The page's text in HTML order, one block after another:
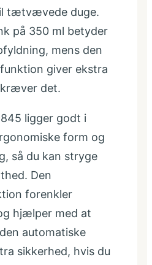
tætvævede duge.
på 350 ml betyder
mens den
giver ekstra
det.
ligger godt i
form og
så du kan stryge
Den
forenkler
hjælper med at
automatiske
sikkerhed, hvis du